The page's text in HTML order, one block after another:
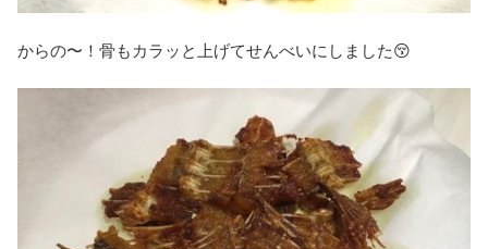
からの〜！骨もカラッと上げてせんべいにしました😚